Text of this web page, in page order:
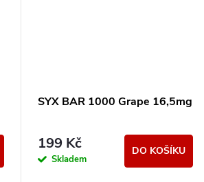
SYX BAR 1000 Grape 16,5mg
199 Kč
Skladem
DO KOŠÍKU